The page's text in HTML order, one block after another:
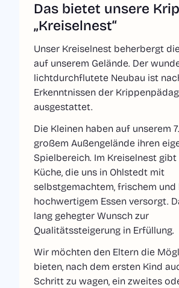
Das bietet unsere
„Kreiselnest“
Unser Kreiselnest beherbergt
auf unserem Gelände. Der
lichtdurchflutete Neubau ist
Erkenntnissen der
ausgestattet.
Die Kleinen haben auf unserem
großem Außengelände ihren
Spielbereich. Im Kreiselnest gibt
Küche, die uns in Ohlstedt mit
selbstgemachtem, frischem
hochwertigem Essen versorgt.
lang gehegter Wunsch zur
Qualitätssteigerung in Erfüllung.
Wir möchten den Eltern die
bieten, nach dem ersten Kind
Schritt zu wagen, ein zweites